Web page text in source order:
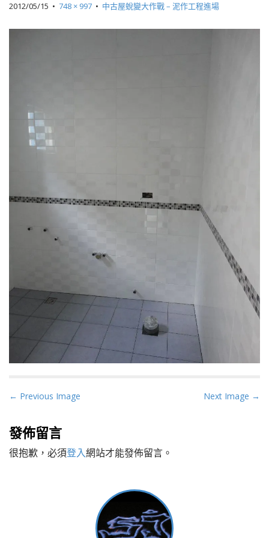
2012/05/15 • 748 × 997 • 中古屋蛻變大作戰 – 泥作工程進場
P
s
t
n
← Previous Image Next Image →
發佈留言
很抱歉，必須登入網站才能發佈留言。